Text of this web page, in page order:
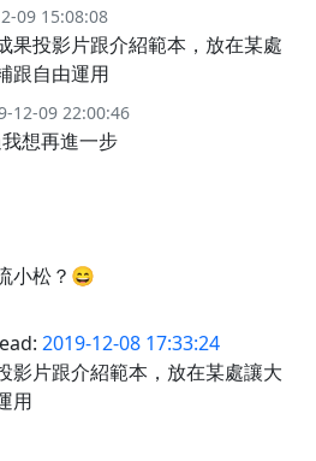
09 15:08:08
果投影片跟介紹範本，放在某處
跟自由運用
12-09 22:00:46
想再進一步
小松？😄
2019-12-08 17:33:24
影片跟介紹範本，放在某處讓大
用